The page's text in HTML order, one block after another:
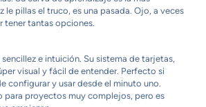
le pillas el truco, es una pasada. Ojo, a veces
tener tantas opciones.
e intuición. Su sistema de tarjetas,
visual y fácil de entender. Perfecto si
configurar y usar desde el minuto uno.
para proyectos muy complejos, pero es